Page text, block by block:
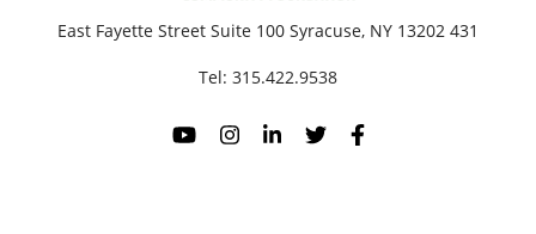
431 East Fayette Street Suite 100 Syracuse, NY 13202
Tel: 315.422.9538